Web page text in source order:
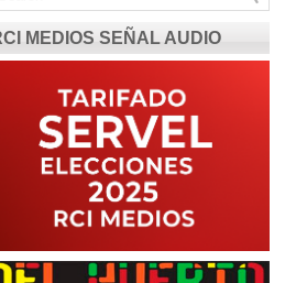
MEDIOS SEÑAL AUDIO